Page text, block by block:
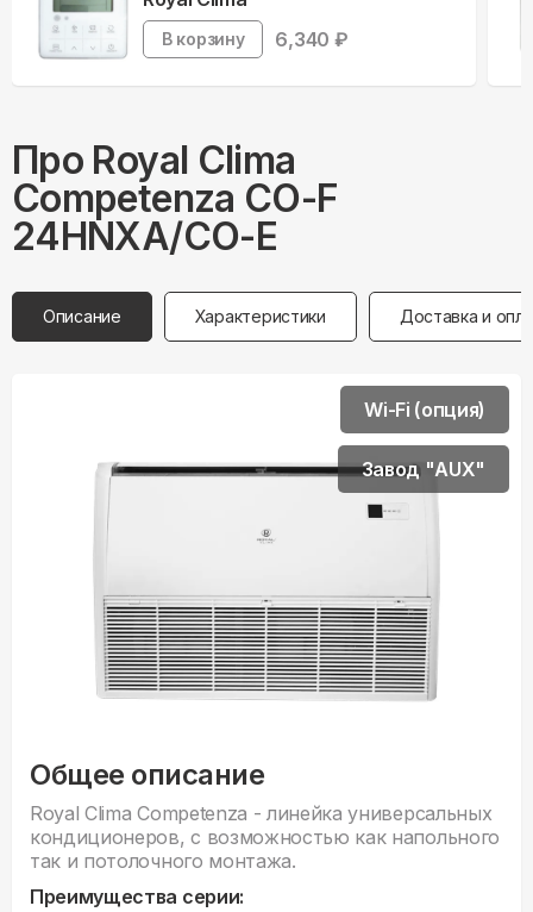
В корзину 6,340 ₽
Про Royal Clima
Competenza CO-F
24HNXA/CO-E
Описание Характеристики Доставка и
Общее описание
Royal Clima Competenza - линейка универсальных
кондиционеров, с возможностью как напольного
так и потолочного монтажа.
Преимущества серии:
Wi-Fi (опция)
Завод "AUX"